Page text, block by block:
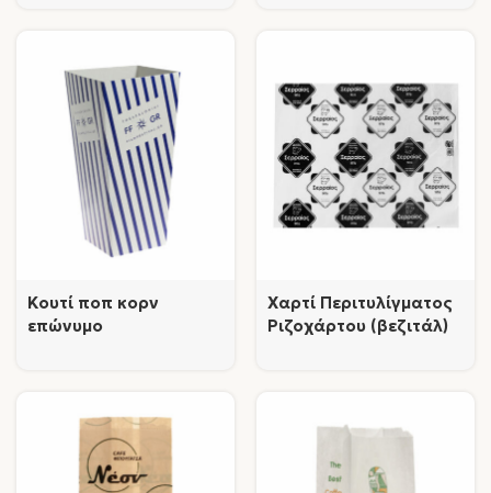
Κουτί ποπ κορν
επώνυμο
Χαρτί Περιτυλίγματος
Ριζοχάρτου (βεζιτάλ)